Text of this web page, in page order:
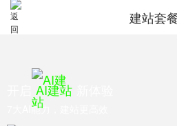
建站套
AI建站
7大AI能力，建站更高效